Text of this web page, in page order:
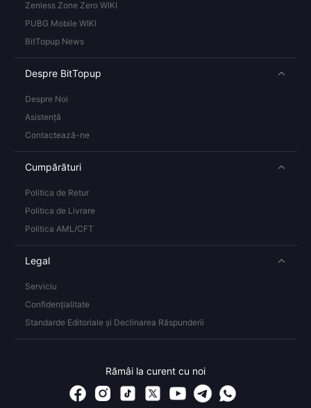
Zenless Zone Zero WIKI
PUBG Mobile WIKI
BitTopup News
Despre BitTopup
Despre Noi
Asistență
Contactează-ne
Cumpărături
Politica de Retur
Politica de Livrare
Politica AML/CFT
Legal
Serviciu
Confidențialitate
Standarde Editoriale și Declinarea Răspunderii
Rămâi la curent cu noi